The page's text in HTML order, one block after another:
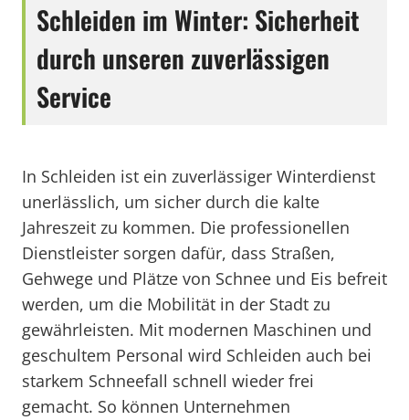
Schleiden im Winter: Sicherheit
durch unseren zuverlässigen
Service
In Schleiden ist ein zuverlässiger Winterdienst
unerlässlich, um sicher durch die kalte
Jahreszeit zu kommen. Die professionellen
Dienstleister sorgen dafür, dass Straßen,
Gehwege und Plätze von Schnee und Eis befreit
werden, um die Mobilität in der Stadt zu
gewährleisten. Mit modernen Maschinen und
geschultem Personal wird Schleiden auch bei
starkem Schneefall schnell wieder frei
gemacht. So können Unternehmen